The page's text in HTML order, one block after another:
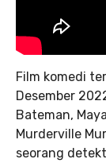
Film komedi
Desember
Bateman,
Murderville
seorang